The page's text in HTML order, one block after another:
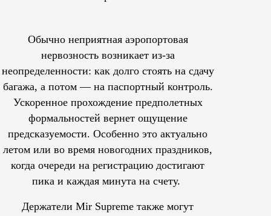
Обычно неприятная аэропортовая
нервозность возникает из-за
неопределенности: как долго стоять на сдачу
багажа, а потом — на паспортный контроль.
Ускоренное прохождение предполетных
формальностей вернет ощущение
предсказуемости. Особенно это актуально
летом или во время новогодних праздников,
когда очереди на регистрацию достигают
пика и каждая минута на счету.
Держатели Mir Supreme также могут